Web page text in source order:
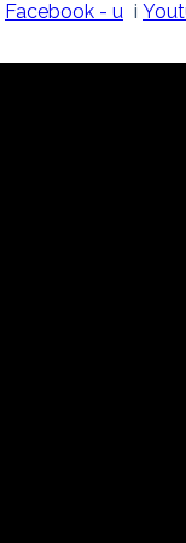
Facebook - u i